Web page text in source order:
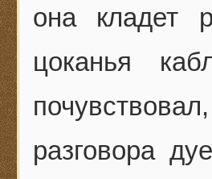
она кладет
цоканья
разговора